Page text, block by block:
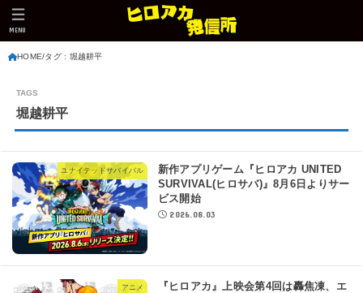
MENU
HOME タグ : 堀越耕平
堀越耕平
ユナイテッドサバイバル
新作アプリゲーム『ヒロアカ UNITED
SURVIVAL(ヒロサバ)』8月6日よりサー
ビス開始
2026.08.03
アニメ
『ヒロアカ』上映会第4回は轟焦凍、エ